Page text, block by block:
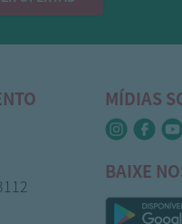
MÍDIAS
BAIXE